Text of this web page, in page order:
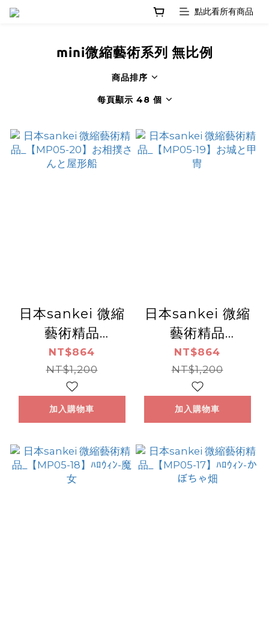
mini微縮藝術系列 無比例
商品排序
每頁顯示 48 個
日本sankei 微縮
藝術精品
_【MP05-20】お
相撲さんと屋形船
NT$864
NT$1,200
加入購物車
日本sankei 微縮
藝術精品
_【MP05-19】お
城と甲冑
NT$864
NT$1,200
加入購物車